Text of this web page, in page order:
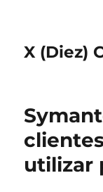
X (Diez)
utilizar